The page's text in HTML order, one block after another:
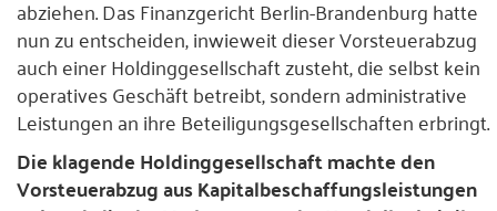
abziehen. Das Finanzgericht Berlin-Brandenburg hatte
nun zu entscheiden, inwieweit dieser Vorsteuerabzug
auch einer Holdinggesellschaft zusteht, die selbst kein
operatives Geschäft betreibt, sondern administrative
Leistungen an ihre Beteiligungsgesellschaften erbringt.
Die klagende Holdinggesellschaft machte den
Vorsteuerabzug aus Kapitalbeschaffungsleistungen